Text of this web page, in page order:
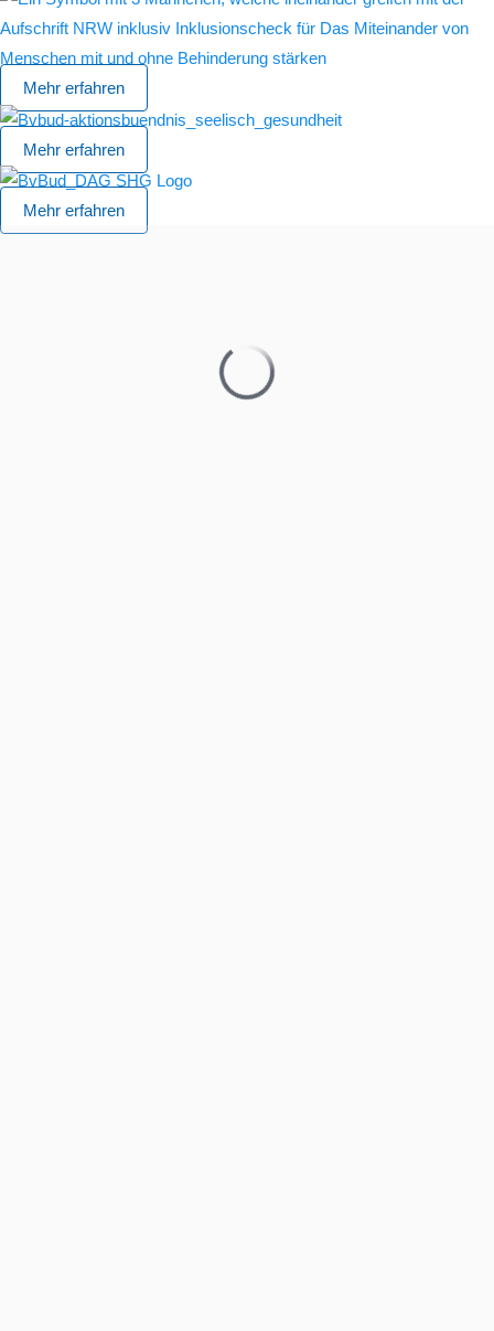
Mehr erfahren
Mehr erfahren
Mehr erfahren